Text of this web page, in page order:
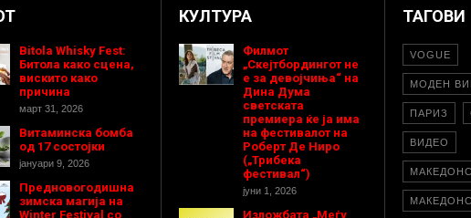
Bitola Whisky Fest:
Битола како сцена,
вискито како
причина
март 31, 2026
Витаминска бомба
од 17 состојки
јануари 9, 2026
Предновогодишнa
зимска магија на
Winter Festival со
КУЛТУРА
Филмот
„Скејтбордингот не
е за девојчиња“ на
Дина Дума
светската
премиера ќе ја има
на фестивалот на
Роберт Де Ниро
(„Трибека
фестивал“)
јуни 1, 2026
Изложбата „Меѓу
ТАГОВИ
VOGUE
МОДЕН
ПАРИЗ
ВИДЕО